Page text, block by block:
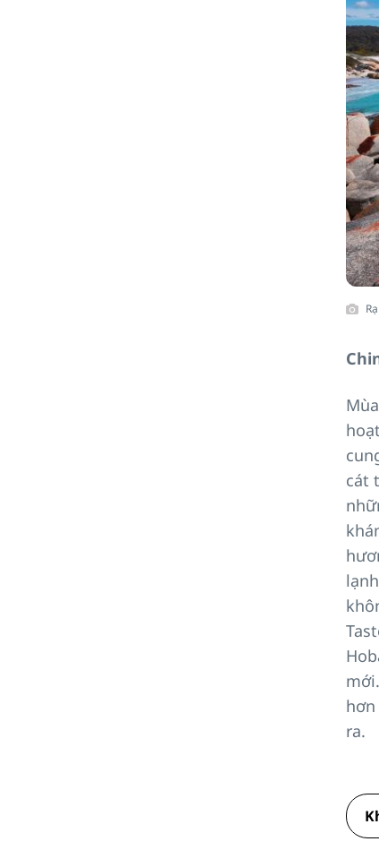
cát
ra.